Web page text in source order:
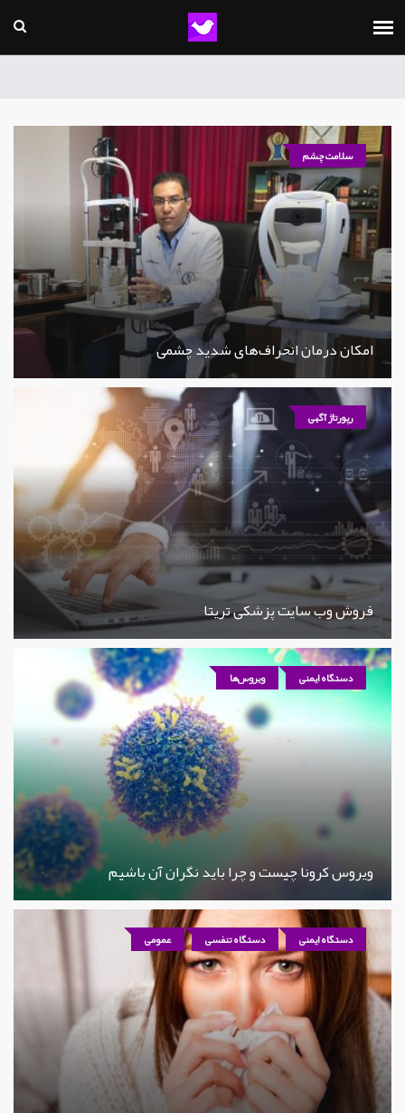
سلامت چشم
امکان درمان انحراف‌های شدید چشمی
رپورتاژ آگهی
فروش وب سایت پزشکی تریتا
دستگاه ایمنی ویروس‌ها
ویروس کرونا چیست و چرا باید نگران آن باشیم
دستگاه ایمنی دستگاه تنفسی عمومی